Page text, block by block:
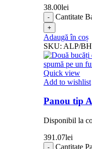
38.00lei
Cantitate
Adaugă în coș
SKU: ALP/
Quick view
Add to wishlist
Panou tip
Disponibil la
391.07lei
Cantitate